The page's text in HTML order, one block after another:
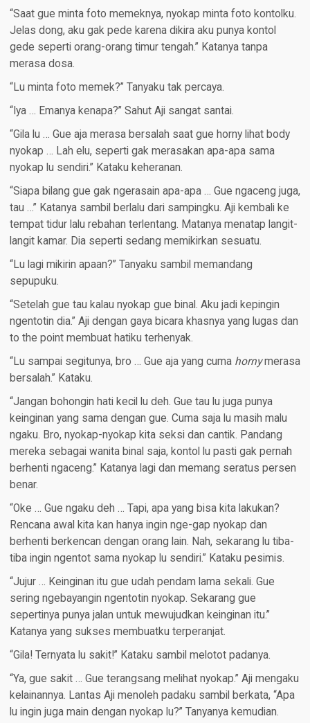
“Saat gue minta foto memeknya, nyokap minta foto kontolku.
Jelas dong, aku gak pede karena dikira aku punya kontol
gede seperti orang-orang timur tengah.” Katanya tanpa
merasa dosa.
“Lu minta foto memek?” Tanyaku tak percaya.
“Iya … Emanya kenapa?” Sahut Aji sangat santai.
“Gila lu … Gue aja merasa bersalah saat gue horny lihat body
nyokap … Lah elu, seperti gak merasakan apa-apa sama
nyokap lu sendiri.” Kataku keheranan.
“Siapa bilang gue gak ngerasain apa-apa … Gue ngaceng juga,
tau …” Katanya sambil berlalu dari sampingku. Aji kembali ke
tempat tidur lalu rebahan terlentang. Matanya menatap langit-
langit kamar. Dia seperti sedang memikirkan sesuatu.
“Lu lagi mikirin apaan?” Tanyaku sambil memandang
sepupuku.
“Setelah gue tau kalau nyokap gue binal. Aku jadi kepingin
ngentotin dia.” Aji dengan gaya bicara khasnya yang lugas dan
to the point membuat hatiku terhenyak.
“Lu sampai segitunya, bro … Gue aja yang cuma hornymerasa
bersalah.” Kataku.
“Jangan bohongin hati kecil lu deh. Gue tau lu juga punya
keinginan yang sama dengan gue. Cuma saja lu masih malu
ngaku. Bro, nyokap-nyokap kita seksi dan cantik. Pandang
mereka sebagai wanita binal saja, kontol lu pasti gak pernah
berhenti ngaceng.” Katanya lagi dan memang seratus persen
benar.
“Oke … Gue ngaku deh … Tapi, apa yang bisa kita lakukan?
Rencana awal kita kan hanya ingin nge-gap nyokap dan
berhenti berkencan dengan orang lain. Nah, sekarang lu tiba-
tiba ingin ngentot sama nyokap lu sendiri.” Kataku pesimis.
“Jujur … Keinginan itu gue udah pendam lama sekali. Gue
sering ngebayangin ngentotin nyokap. Sekarang gue
sepertinya punya jalan untuk mewujudkan keinginan itu.”
Katanya yang sukses membuatku terperanjat.
“Gila! Ternyata lu sakit!” Kataku sambil melotot padanya.
“Ya, gue sakit … Gue terangsang melihat nyokap.” Aji mengaku
kelainannya. Lantas Aji menoleh padaku sambil berkata, “Apa
lu ingin juga main dengan nyokap lu?” Tanyanya kemudian.